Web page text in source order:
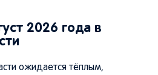
2026 года в
ожидается тёплым,